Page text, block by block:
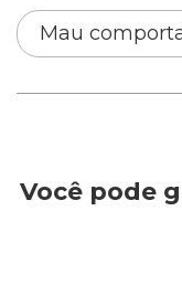
Mau
Você pode